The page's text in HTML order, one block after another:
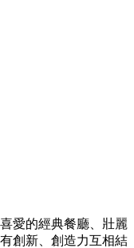
愛的經典餐廳、壯麗
創新、創造力互相結